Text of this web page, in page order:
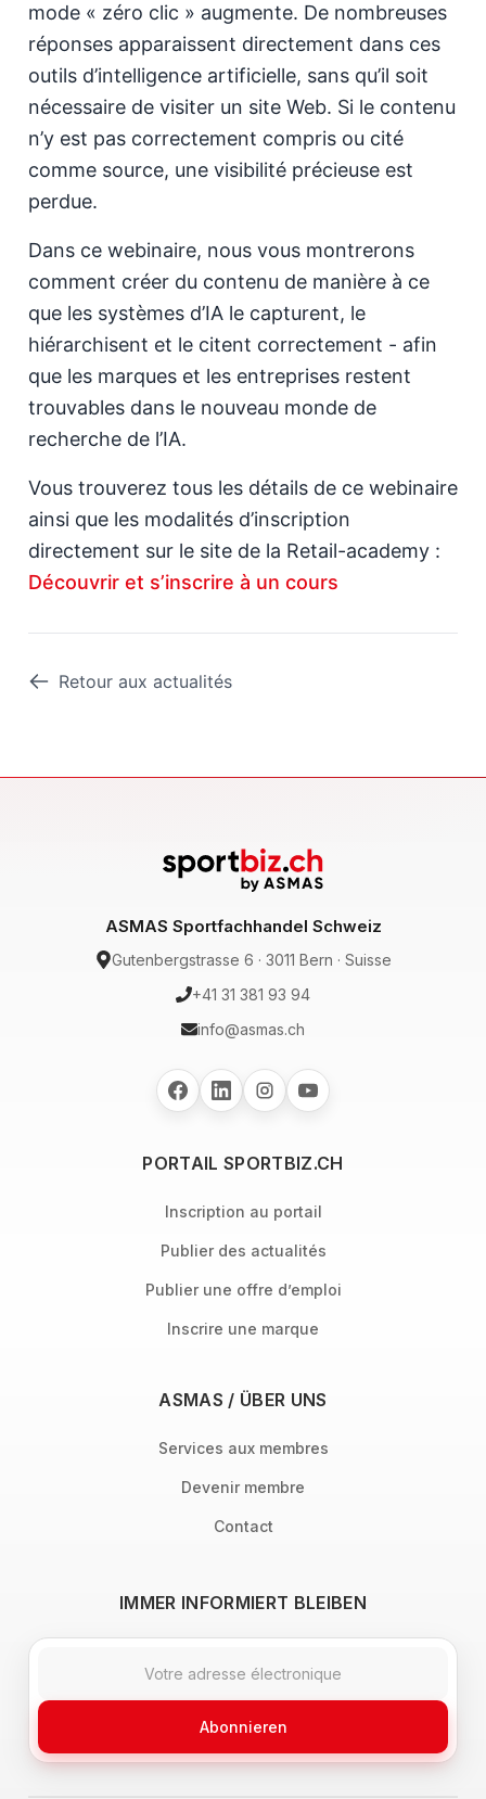
mode « zéro clic » augmente. De nombreuses
réponses apparaissent directement dans ces
outils d’intelligence artificielle, sans qu’il soit
nécessaire de visiter un site Web. Si le contenu
n’y est pas correctement compris ou cité
comme source, une visibilité précieuse est
perdue.
Dans ce webinaire, nous vous montrerons
comment créer du contenu de manière à ce
que les systèmes d’IA le capturent, le
hiérarchisent et le citent correctement - afin
que les marques et les entreprises restent
trouvables dans le nouveau monde de
recherche de l’IA.
Vous trouverez tous les détails de ce webinaire
ainsi que les modalités d’inscription
directement sur le site de la Retail-academy :
Découvrir et s’inscrire à un cours
Retour aux actualités
ASMAS Sportfachhandel Schweiz
Gutenbergstrasse 6 · 3011 Bern · Suisse
+41 31 381 93 94
info@asmas.ch
PORTAIL SPORTBIZ.CH
Inscription au portail
Publier des actualités
Publier une offre d’emploi
Inscrire une marque
ASMAS / ÜBER UNS
Services aux membres
Devenir membre
Contact
IMMER INFORMIERT BLEIBEN
Abonnieren